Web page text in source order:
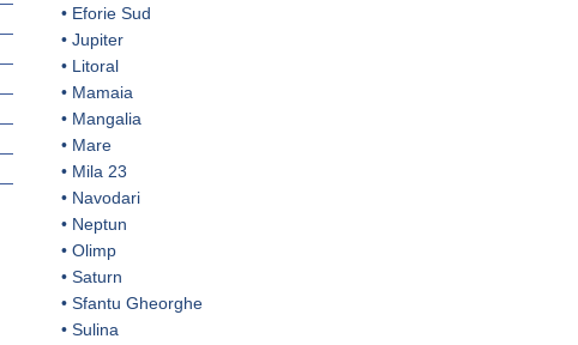
• Eforie Sud
• Jupiter
• Litoral
• Mamaia
• Mangalia
• Mare
• Mila 23
• Navodari
• Neptun
• Olimp
• Saturn
• Sfantu Gheorghe
• Sulina